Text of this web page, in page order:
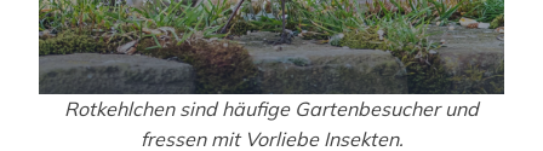
Rotkehlchen sind häufige Gartenbesucher und
fressen mit Vorliebe Insekten.